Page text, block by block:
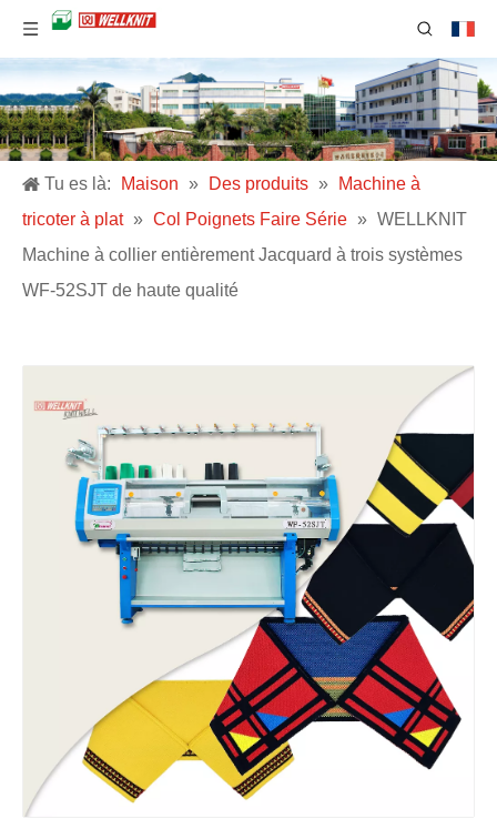
Tu es là: Maison » Des produits »
Machine à
tricoter à plat » Col Poignets Faire Série » WELLKNIT
Machine à collier entièrement Jacquard à trois systèmes
WF-52SJT de haute qualité